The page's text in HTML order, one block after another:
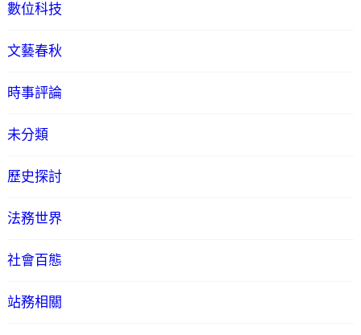
數位科技
文藝春秋
時事評論
未分類
歷史探討
法務世界
社會百態
站務相關